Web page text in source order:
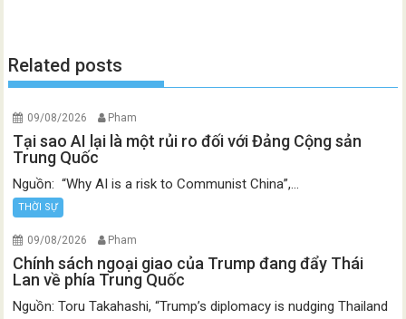
Related posts
09/08/2026 Pham
Tại sao AI lại là một rủi ro đối với Đảng Cộng sản
Trung Quốc
Nguồn: “Why AI is a risk to Communist China”,...
THỜI SỰ
09/08/2026 Pham
Chính sách ngoại giao của Trump đang đẩy Thái
Lan về phía Trung Quốc
Nguồn: Toru Takahashi, “Trump’s diplomacy is nudging Thailand